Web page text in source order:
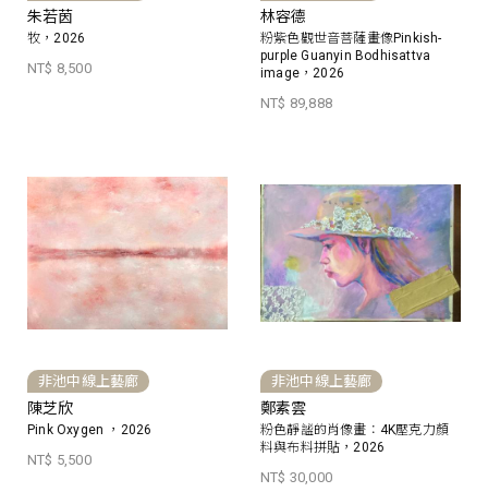
朱若茵
牧，2026
NT$ 8,500
林容德
粉紫色觀世音菩薩畫像Pinkish-
purple Guanyin Bodhisattva
image，2026
NT$ 89,888
非池中線上藝廊
陳芝欣
Pink Oxygen ，2026
NT$ 5,500
非池中線上藝廊
鄭素雲
粉色靜謐的肖像畫：4K壓克力顏
料與布料拼貼，2026
NT$ 30,000